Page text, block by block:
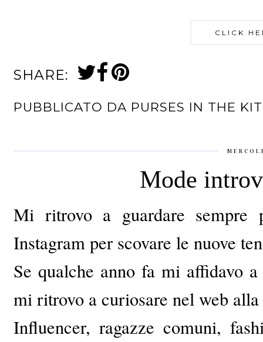
CLICK
SHARE:
PUBBLICATO DA PURSES IN THE
Mode
Mi ritrovo a guardare
Instagram per scovare le nuove
Se qualche anno fa mi affidavo
mi ritrovo a curiosare nel web
Influencer, ragazze comuni,